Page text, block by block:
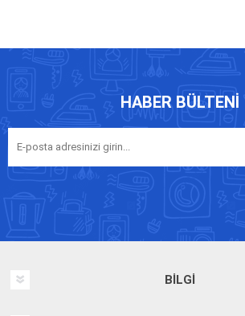
HABER BÜLTENI
BILGI